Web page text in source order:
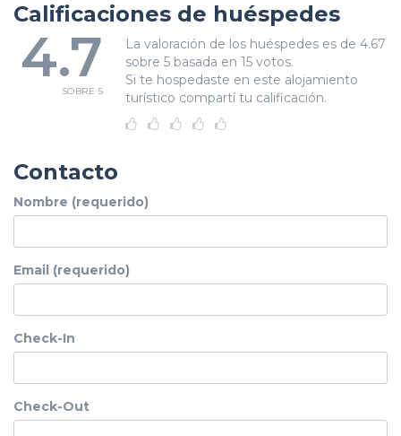
Calificaciones de huéspedes
4.7
SOBRE 5
La valoración de los huéspedes es de 4.67
sobre 5 basada en 15 votos.
Si te hospedaste en este alojamiento
turístico compartí tu calificación.
Contacto
Nombre (requerido)
Email (requerido)
Check-In
Check-Out